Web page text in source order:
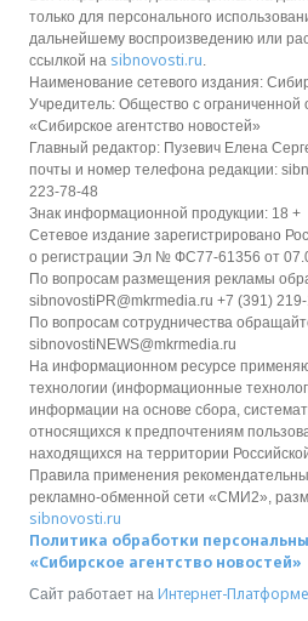
только для персонального
дальнейшему воспроизведению или
ссылкой на sibnovosti.ru.
Наименование сетевого издания:
Учредитель: Общество с ограниченной
«Сибирское агентство новостей»
Главный редактор: Пузевич Елена
почты и номер телефона редакции:
223-78-48
Знак информационной продукции: 18 +
Сетевое издание зарегистрировано
о регистрации Эл № ФС77-61356 от
По вопросам размещения рекламы
sibnovostiPR@mkrmedia.ru +7 (391)
По вопросам сотрудничества
sibnovostiNEWS@mkrmedia.ru
На информационном ресурсе
технологии (информационные
информации на основе сбора,
относящихся к предпочтениям
находящихся на территории
Правила применения
рекламно-обменной сети «СМИ2»,
sibnovosti.ru
Политика обработки
«Сибирское агентство новостей»
Сайт работает на Интернет-